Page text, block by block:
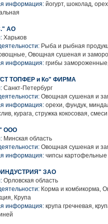
информация: йогурт, шоколад,
АО
Харьков
Рыба и рыбная
Овощная сушеная и
информация: грибы
ТОПФЕР и Ко" ФИРМА
Санкт-Петербург
Овощная сушеная и
информация: орехи, фундук,
курага, стружка кокосовая,
ООО
Минская область
Овощная сушеная и
информация: чипсы картофельные
ЗАО
Орловская область
Корма и комбикорма,
Крупа
информация: крупа гречневая,